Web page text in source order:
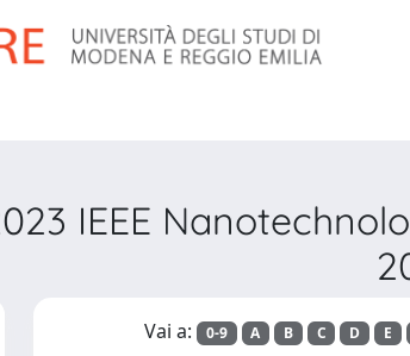
IEEE
Vai a: 0-9 A B C D E